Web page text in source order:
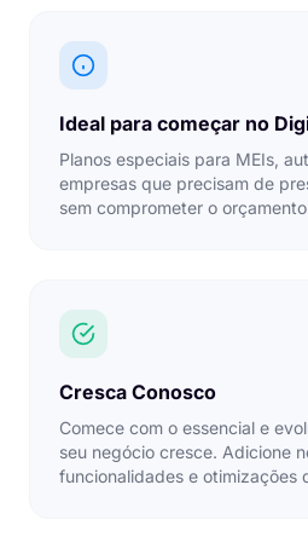
Ideal para começar no
Planos especiais para MEIs,
empresas que precisam de
sem comprometer o
Cresca Conosco
Comece com o essencial e
seu negócio cresce. Adicione
funcionalidades e otimizações